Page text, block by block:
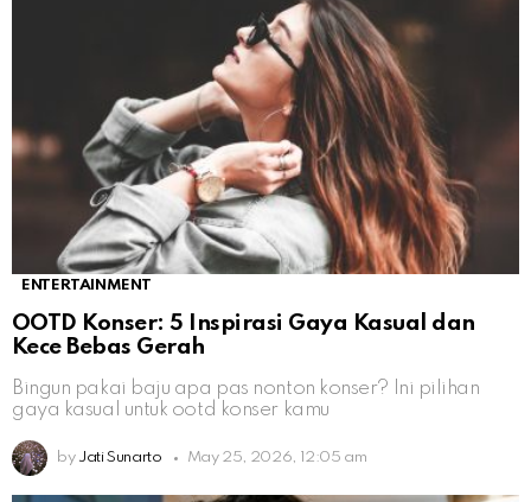
ENTERTAINMENT
OOTD Konser: 5 Inspirasi Gaya Kasual dan
Kece Bebas Gerah
Bingun pakai baju apa pas nonton konser? Ini pilihan
gaya kasual untuk ootd konser kamu
by Jati Sunarto May 25, 2026, 12:05 am